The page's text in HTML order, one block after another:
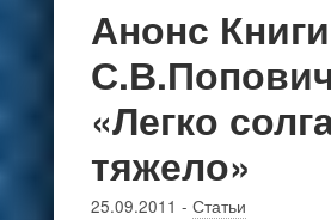
Анонс Книги
«Легко
тяжело»
25.09.2011 - Статьи